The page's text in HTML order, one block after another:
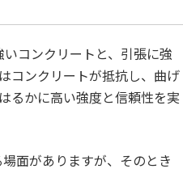
コンクリートと、引張に強
コンクリートが抵抗し、曲げ
るかに高い強度と信頼性を実
面がありますが、そのとき